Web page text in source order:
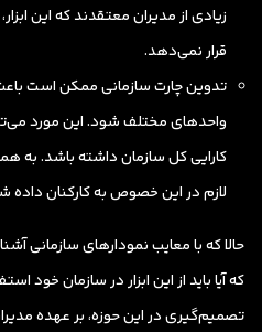
زیادی از مدیران معتقدند که این
قرار نمی‌دهد.
تدوین چارت سازمانی ممکن است
واحدهای مختلف شود. این مورد
کارایی کل سازمان داشته باشد. به
لازم در این خصوص به کارکنان داده
حالا که با معایب نمودارهای سازمانی
که آیا باید از این ابزار در سازمان خود
تصمیم‌گیری در این حوزه، بر عهده